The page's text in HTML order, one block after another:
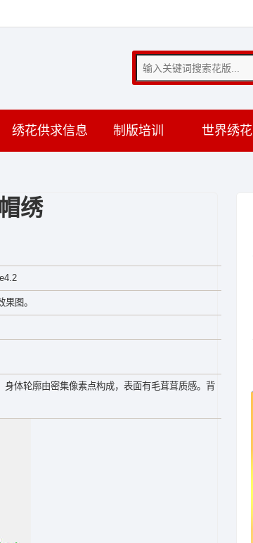
绣花供求信息 制版培训 世界绣花
绣
图。
体轮廓由密集像素点构成，表面有毛茸茸质感。背